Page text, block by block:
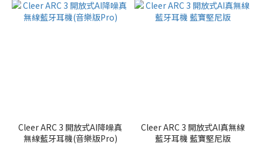
Cleer ARC 3 開放式AI降噪真
無線藍牙耳機(音樂版Pro)
Cleer ARC 3 開放式AI真無線
藍牙耳機 藍寶堅尼版